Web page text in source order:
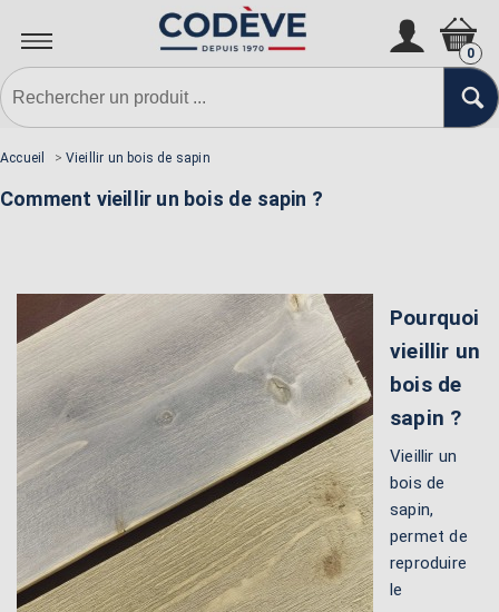
0
Accueil > Vieillir un bois de sapin
Comment vieillir un bois de sapin ?
Pourquoi
vieillir un
bois de
sapin ?
Vieillir un
bois de
sapin,
permet de
reproduire
le